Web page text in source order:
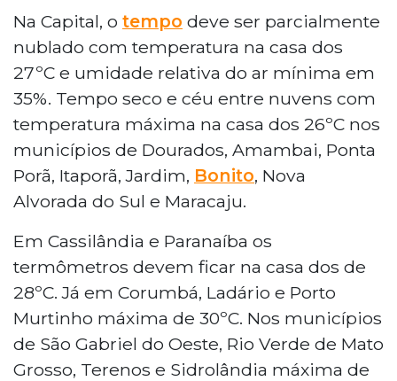
Na Capital, o tempo deve ser parcialmente
nublado com temperatura na casa dos
27ºC e umidade relativa do ar mínima em
35%. Tempo seco e céu entre nuvens com
temperatura máxima na casa dos 26ºC nos
municípios de Dourados, Amambai, Ponta
Porã, Itaporã, Jardim, Bonito, Nova
Alvorada do Sul e Maracaju.
Em Cassilândia e Paranaíba os
termômetros devem ficar na casa dos de
28ºC. Já em Corumbá, Ladário e Porto
Murtinho máxima de 30ºC. Nos municípios
de São Gabriel do Oeste, Rio Verde de Mato
Grosso, Terenos e Sidrolândia máxima de